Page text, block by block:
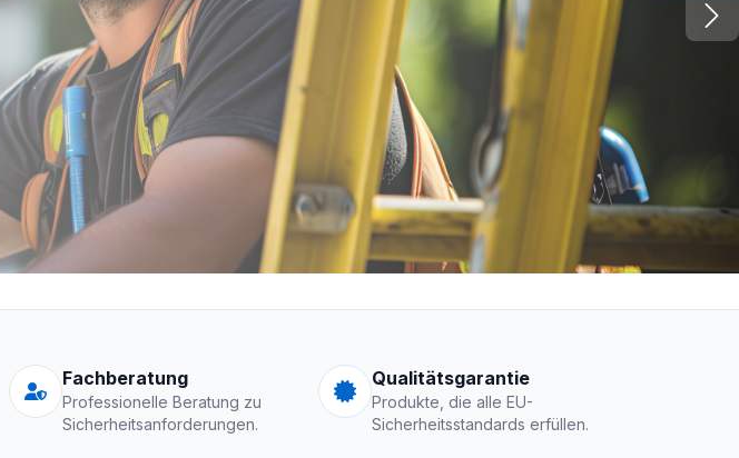
Firmen Logo
Fachberatung
Professionelle Beratung zu
Sicherheitsanforderungen.
Qualitätsgarantie
Produkte, die alle EU-
Sicherheitsstandards erfüllen.